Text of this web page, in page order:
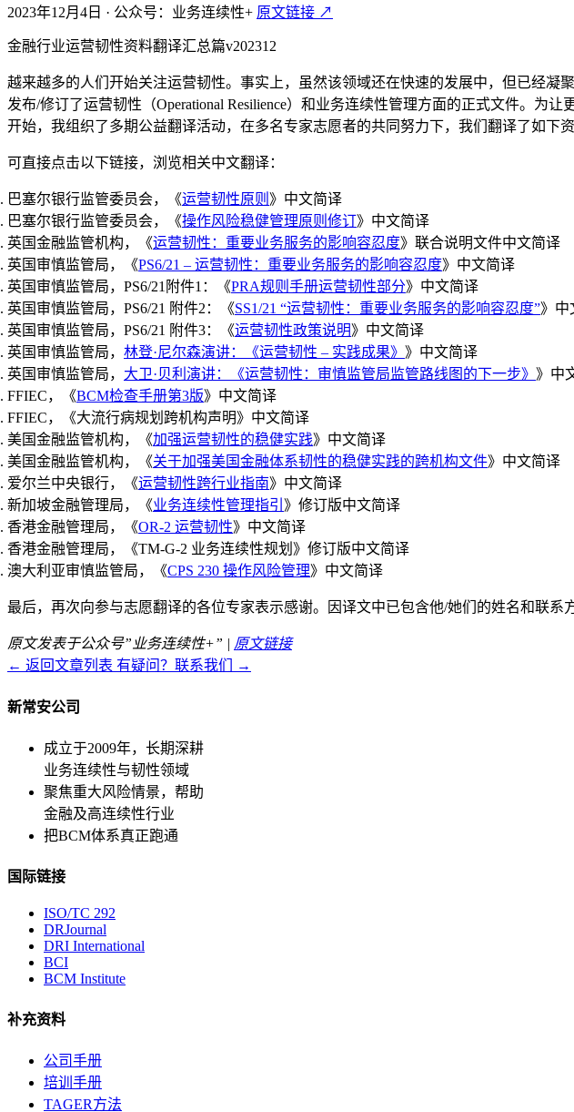
2023年12月4日 · 公众号：业务连续性+ 原文链接 ↗
金融行业运营韧性资料翻译汇总篇v202312
越来越多的人们开始关注运营韧性。事实上，虽然该领域还在快速的发展中，但已经
发布/修订了运营韧性（Operational Resilience）和业务连续性管理方面的正式文件。为
开始，我组织了多期公益翻译活动，在多名专家志愿者的共同努力下，我们翻译了如下
可直接点击以下链接，浏览相关中文翻译：
巴塞尔银行监管委员会，《运营韧性原则 》中文简译
巴塞尔银行监管委员会，《操作风险稳健管理原则修订》中文简译
英国金融监管机构，《运营韧性：重要业务服务的影响容忍度》联合说明文件中文简译
英国审慎监管局，《PS6/21 – 运营韧性：重要业务服务的影响容忍度》中文简译
英国审慎监管局，PS6/21附件1：《PRA规则手册运营韧性部分》中文简译
英国审慎监管局，PS6/21 附件2：《SS1/21 “运营韧性：重要业务服务的影响容忍度”》中
英国审慎监管局，PS6/21 附件3：《运营韧性政策说明》中文简译
英国审慎监管局， 林登·尼尔森演讲：《运营韧性 – 实践成果》 》中文简译
英国审慎监管局， 大卫·贝利演讲：《运营韧性：审慎监管局监管路线图的下一步》 》中
FFIEC，《BCM检查手册第3版》中文简译
FFIEC，《大流行病规划跨机构声明》中文简译
美国金融监管机构，《加强运营韧性的稳健实践》中文简译
美国金融监管机构，《关于加强美国金融体系韧性的稳健实践的跨机构文件》中文简译
爱尔兰中央银行，《运营韧性跨行业指南》中文简译
新加坡金融管理局，《业务连续性管理指引 》修订版中文简译
香港金融管理局，《OR-2 运营韧性》中文简译
香港金融管理局，《TM-G-2 业务连续性规划》修订版中文简译
澳大利亚审慎监管局，《CPS 230 操作风险管理》中文简译
最后，再次向参与志愿翻译的各位专家表示感谢。因译文中已包含他/她们的姓名和联系
原文发表于公众号”业务连续性+” | 原文链接
← 返回文章列表 有疑问？联系我们 →
新常安公司
成立于2009年，长期深耕
业务连续性与韧性领域
聚焦重大风险情景，帮助
金融及高连续性行业
把BCM体系真正跑通
国际链接
ISO/TC 292
DRJournal
DRI International
BCI
BCM Institute
补充资料
公司手册
培训手册
TAGER方法